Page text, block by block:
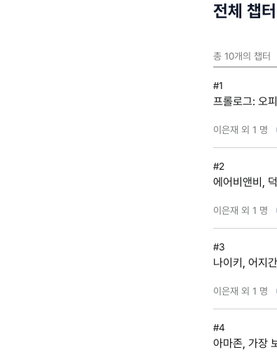
전체 챕터
총 10개의 챕터
#1
프롤로그: 오
이은재 외 1 명
#2
에어비앤비,
이은재 외 1 명
#3
나이키, 어지
이은재 외 1 명
#4
아마존, 가장